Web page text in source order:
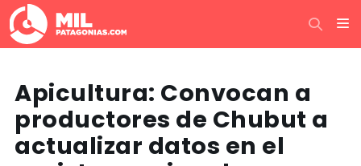
Apicultura: Convocan a
productores de Chubut a
actualizar datos en el